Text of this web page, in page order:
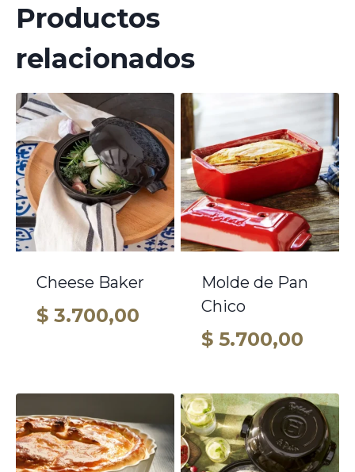
Productos
relacionados
Cheese Baker
$ 3.700,00
Molde de Pan
Chico
$ 5.700,00